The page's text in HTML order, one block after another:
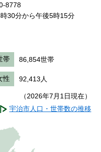
8778
30分から午後5時15分
帯 86,854世帯
性 92,413人
（2026年7月1日現在）
宇治市人口・世帯数の推移